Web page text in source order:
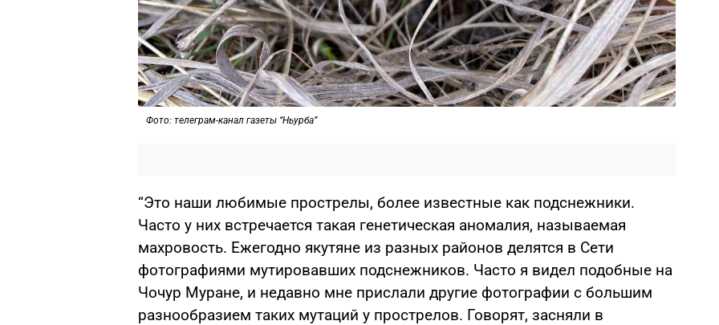
Фото: телеграм-канал газеты “Ньурба”
“Это наши любимые прострелы, более известные как подснежники.
Часто у них встречается такая генетическая аномалия, называемая
махровость. Ежегодно якутяне из разных районов делятся в Сети
фотографиями мутировавших подснежников. Часто я видел подобные на
Чочур Муране, и недавно мне прислали другие фотографии с большим
разнообразием таких мутаций у прострелов. Говорят, засняли в